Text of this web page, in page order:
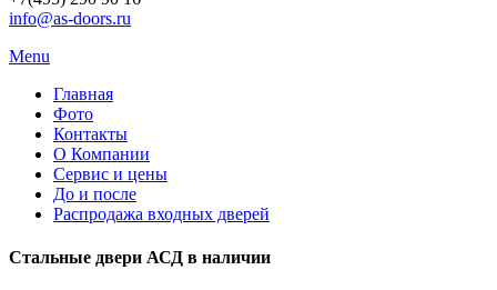
info@as-doors.ru
Menu
Главная
Фото
Контакты
О Компании
Сервис и цены
До и после
Распродажа входных дверей
Стальные двери АСД в наличии